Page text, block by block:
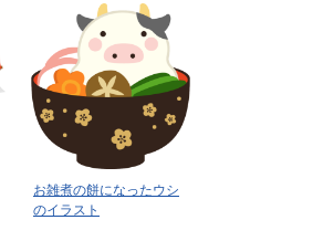
お雑煮の餅になったウシ
のイラスト